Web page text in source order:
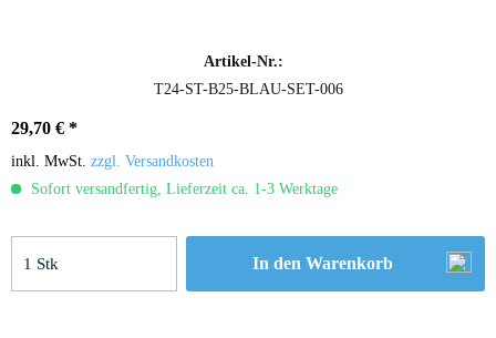
Artikel-Nr.:
T24-ST-B25-BLAU-SET-006
29,70 € *
inkl. MwSt. zzgl. Versandkosten
Sofort versandfertig, Lieferzeit ca. 1-3 Werktage
In den Warenkorb